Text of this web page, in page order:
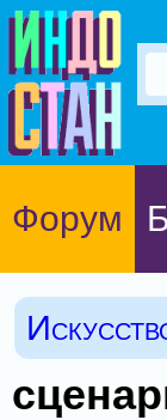
Форум